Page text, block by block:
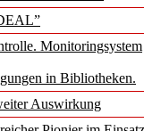
Monitoringsystem
in Bibliotheken.
Auswirkung
von
Welt